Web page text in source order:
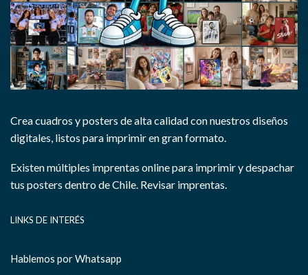
Crea cuadros y posters de alta calidad con nuestros diseños
digitales, listos para imprimir en gran formato.
Existen múltiples imprentas online para imprimir y despachar
tus posters dentro de Chile. Revisar imprentas.
LINKS DE INTERÉS
Hablemos por Whatsapp